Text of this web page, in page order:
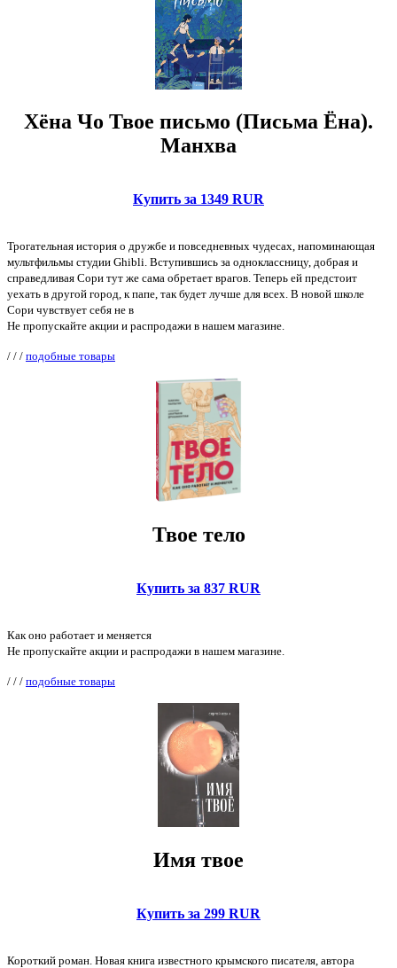
Хёна Чо Твое письмо (Письма Ёна).
Манхва
Купить за 1349 RUR
Трогательная история о дружбе и повседневных чудесах, напоминающая
мультфильмы студии Ghibli. Вступившись за одноклассницу, добрая и
справедливая Сори тут же сама обретает врагов. Теперь ей предстоит
уехать в другой город, к папе, так будет лучше для всех. В новой школе
Сори чувствует себя не в
Не пропускайте акции и распродажи в нашем магазине.
/ / / подобные товары
Твое тело
Купить за 837 RUR
Как оно работает и меняется
Не пропускайте акции и распродажи в нашем магазине.
/ / / подобные товары
Имя твое
Купить за 299 RUR
Короткий роман. Новая книга известного крымского писателя, автора